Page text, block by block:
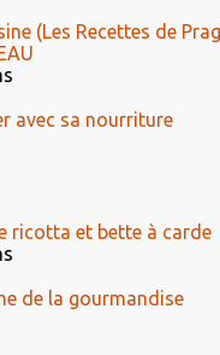
(Les Recettes de
avec sa nourriture
ricotta et bette à carde
de la gourmandise